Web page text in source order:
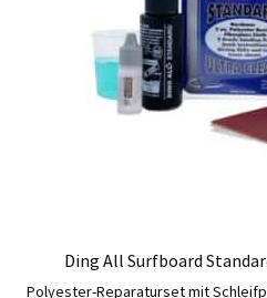
Ding All Surfboard
Polyester-Reparaturset mit